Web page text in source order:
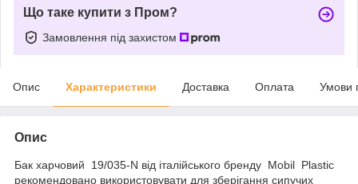
Що таке купити з Пром?
Замовлення під захистом
Опис Характеристики Доставка Оплата Умови
Опис
Бак харчовий 19/035-N від італійського бренду Mobil Plastic
рекомендовано використовувати для зберігання сипучих